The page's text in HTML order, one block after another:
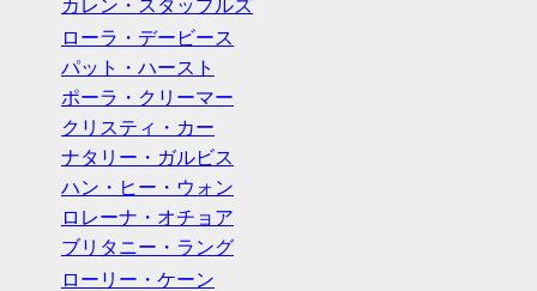
カレン・スタップルズ
ローラ・デービース
パット・ハースト
ポーラ・クリーマー
クリスティ・カー
ナタリー・ガルビス
ハン・ヒー・ウォン
ロレーナ・オチョア
ブリタニー・ラング
ローリー・ケーン